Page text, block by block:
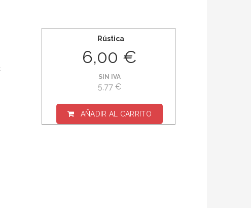
Rústica
6,00 €
SIN IVA
5,77 €
AÑADIR AL CARRITO